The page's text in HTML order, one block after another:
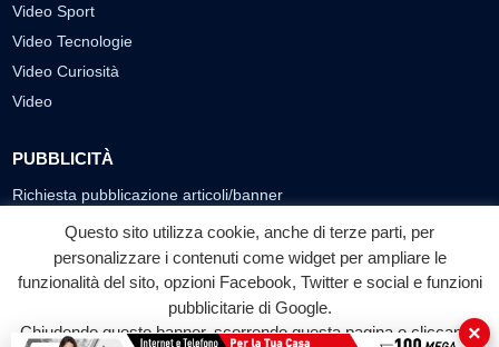
Video Sport
Video Tecnologie
Video Curiosità
Video
PUBBLICITÀ
Richiesta pubblicazione articoli/banner
SEGUICI SUI SOCIAL
f
Facebook
◎ ▶
YouTube
Questo sito utilizza cookie, anche di terze parti, per
personalizzare i contenuti come widget per ampliare le
funzionalità del sito, opzioni Facebook, Twitter e social e funzioni
pubblicitarie di Google.
Chiudendo questo banner, scorrendo questa pagina o cliccando
×